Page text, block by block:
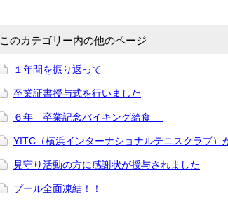
このカテゴリー内の他のページ
１年間を振り返って
卒業証書授与式を行いました
６年 卒業記念バイキング給食
YITC（横浜インターナショナルテニスクラブ）
見守り活動の方に感謝状が授与されました
プール全面凍結！！